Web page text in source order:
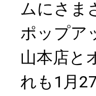
ムにさま
ポップア
山本店と
れも1月